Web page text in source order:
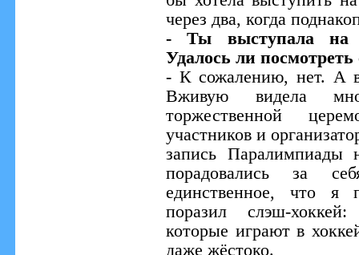
через два, когда
- Ты выступала на
Удалось ли
- К сожалению, нет. А
Вживую видела
торжественной
участников и
запись
порадовались за
единственное, что я
поразил слэш-
которые играют в
даже жёстоко.